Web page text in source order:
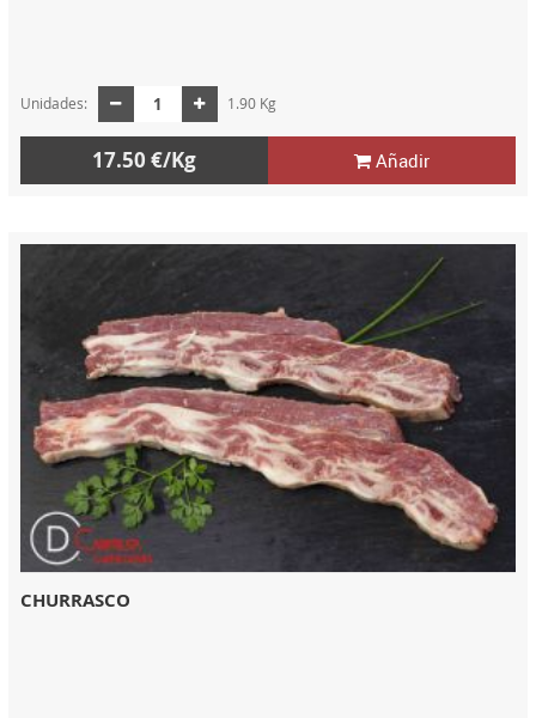
Unidades: 1.90 Kg
17.50 €/Kg Añadir
CHURRASCO